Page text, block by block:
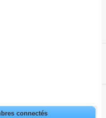
connectés